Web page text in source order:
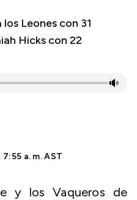
Leones con 31
Hicks con 22
a. m. AST
y los Vaqueros de